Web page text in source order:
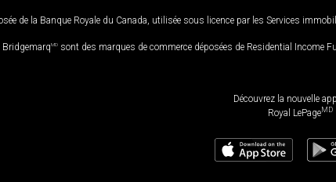
de la Banque Royale du Canada, utilisée sous licence par les Services
MD sont des marques de commerce déposées de Residential Income
Découvrez la nouvelle
Royal LePageMD